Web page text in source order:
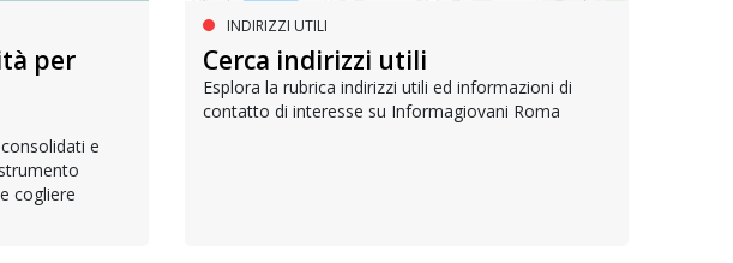
per
e
cogliere
VIVERE A ROMA
Attività per il tempo libero
Un vademecum per orientarsi fra le tante attività
INDIRIZZI UTILI
Cerca indirizzi utili
Esplora la rubrica indirizzi utili ed informazioni di
contatto di interesse su Informagiovani Roma